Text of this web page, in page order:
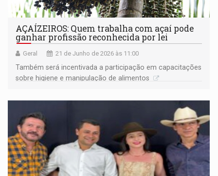
AÇAÍZEIROS: Quem trabalha com açaí pode
ganhar profissão reconhecida por lei
Geral 21 de Junho de 2026 às 11:00
Também será incentivada a participação em capacitações
sobre higiene e manipulação de alimentos